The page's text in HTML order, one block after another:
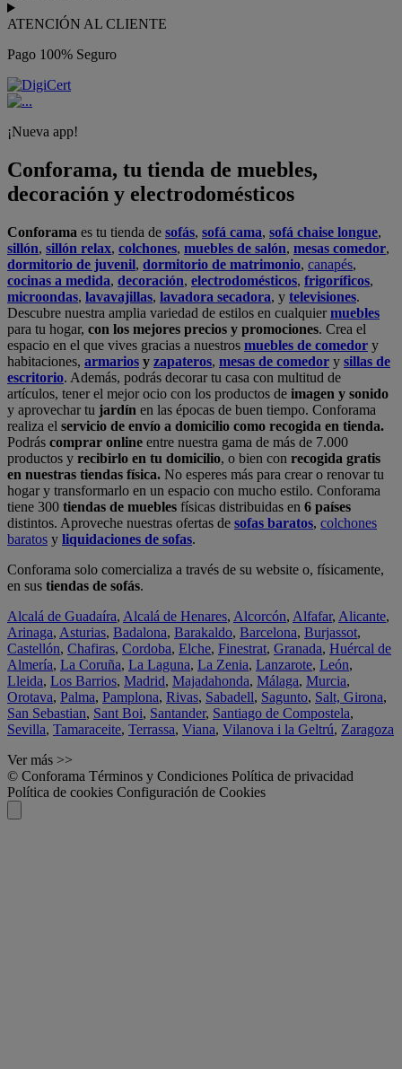
ATENCIÓN AL CLIENTE
Pago 100% Seguro
¡Nueva app!
Conforama, tu tienda de muebles,
decoración y electrodomésticos
Conforama es tu tienda de sofás, sofá cama, sofá chaise longue,
sillón, sillón relax, colchones, muebles de salón, mesas comedor,
dormitorio de juvenil, dormitorio de matrimonio, canapés,
cocinas a medida, decoración, electrodomésticos, frigoríficos,
microondas, lavavajillas, lavadora secadora, y televisiones.
Descubre nuestra amplia variedad de estilos en cualquiermuebles
para tu hogar, con los mejores precios y promociones. Crea el
espacio en el que vives gracias a nuestros muebles de comedor y
habitaciones, armarios y zapateros, mesas de comedor y sillas de
escritorio. Además, podrás decorar tu casa con multitud de
artículos, tener el mejor ocio con los productos de imagen y sonido
y aprovechar tu jardín en las épocas de buen tiempo. Conforama
realiza el servicio de envío a domicilio como recogida en tienda.
Podrás comprar online entre nuestra gama de más de 7.000
productos y recibirlo en tu domicilio, o bien con recogida gratis
en nuestras tiendas física. No esperes más para crear o renovar tu
hogar y transformarlo en un espacio con mucho estilo. Conforama
tiene 300 tiendas de muebles físicas distribuidas en 6 países
distintos. Aproveche nuestras ofertas de sofas baratos, colchones
baratos y liquidaciones de sofas.
Conforama solo comercializa a través de su website o, físicamente,
en sus tiendas de sofás.
Alcalá de Guadaíra, Alcalá de Henares, Alcorcón, Alfafar, Alicante,
Arinaga, Asturias, Badalona, Barakaldo, Barcelona, Burjassot,
Castellón, Chafiras, Cordoba, Elche, Finestrat, Granada, Huércal de
Almería, La Coruña, La Laguna, La Zenia, Lanzarote, León,
Lleida, Los Barrios, Madrid, Majadahonda, Málaga, Murcia,
Orotava, Palma, Pamplona, Rivas, Sabadell, Sagunto, Salt, Girona,
San Sebastian, Sant Boi, Santander, Santiago de Compostela,
Sevilla, Tamaraceite, Terrassa, Viana, Vilanova i la Geltrú, Zaragoza
Ver más >>
© Conforama Términos y Condiciones Política de privacidad
Política de cookies Configuración de Cookies